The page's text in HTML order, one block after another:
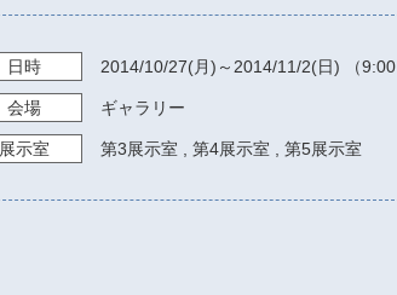
日時 2014/10/27(月)～ 2014/11/2(日) （
会場 ギャラリー
展示室 第3展示室 第4展示室 第5展示室